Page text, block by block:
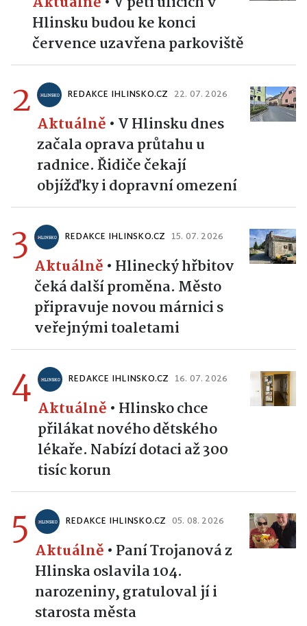
Hlinsku budou ke konci
července uzavřena parkoviště
2 REDAKCE IHLINSKO.CZ 22. 07. 2026
Aktuálně • V Hlinsku dnes
začala oprava průtahu u
radnice. Řidiče čekají
objížďky i dopravní omezení
3 REDAKCE IHLINSKO.CZ 15. 07. 2026
Aktuálně • Hlinecký hřbitov
čeká další proměna. Město
připravuje novou márnici s
veřejnými toaletami
4 REDAKCE IHLINSKO.CZ 16. 07. 2026
Aktuálně • Hlinsko chce
přilákat nového dětského
lékaře. Nabízí dotaci až 300
tisíc korun
5 REDAKCE IHLINSKO.CZ 05. 08. 2026
Aktuálně • Paní Trojanová z
Hlinska oslavila 104.
narozeniny, gratuloval jí i
starosta města